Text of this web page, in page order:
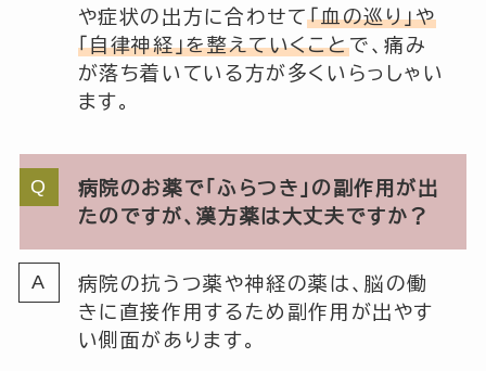
や症状の出方に合わせて「血の巡り」や
「自律神経」を整えていくことで、痛み
が落ち着いている方が多くいらっしゃい
ます。
病院のお薬で「ふらつき」の副作用が出
たのですが、漢方薬は大丈夫ですか？
病院の抗うつ薬や神経の薬は、脳の働
きに直接作用するため副作用が出やす
い側面があります。